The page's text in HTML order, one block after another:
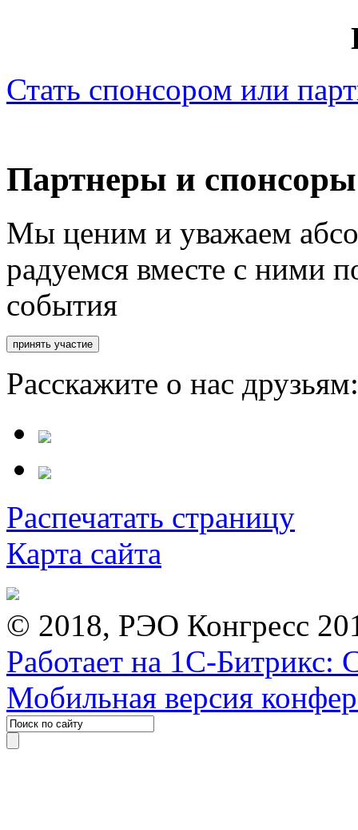
Стать спонсором или
Партнеры и спонсоры
Мы ценим и уважаем
радуемся вместе с ними
события
Расскажите о нас
Распечатать страницу
Карта сайта
© 2018, РЭО Конгресс
Работает на 1С-Битрикс:
Мобильная версия